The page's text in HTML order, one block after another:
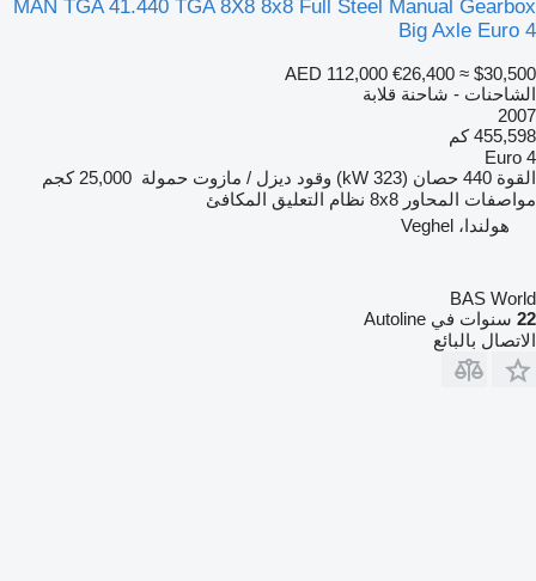
MAN TGA 41.440 TGA 8X8 8x8 Full Steel Manual Gearbox
Big Axle Euro 4
AED 112,000 €26,400 ≈ $30,500
الشاحنات - شاحنة قلابة
2007
455,598 كم
Euro 4
القوة 440 حصان (323 kW) وقود ديزل / مازوت حمولة 25,000 كجم
مواصفات المحاور 8x8 نظام التعليق المكافئ
هولندا، Veghel
BAS World
22 سنوات في Autoline
الاتصال بالبائع